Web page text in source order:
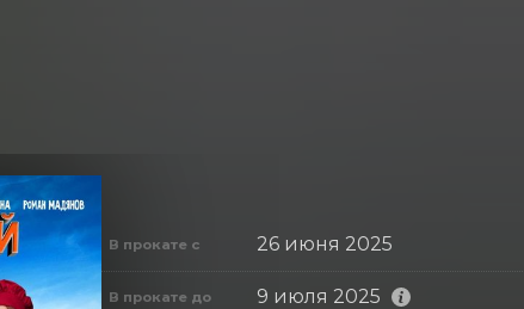
В прокате с 26 июня 2025
В прокате до 9 июля 2025